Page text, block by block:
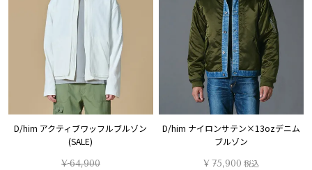
D/him アクティブワッフルブルゾン
(SALE)
¥64,900
D/him ナイロンサテン×13ozデニム
ブルゾン
¥75,900 税込